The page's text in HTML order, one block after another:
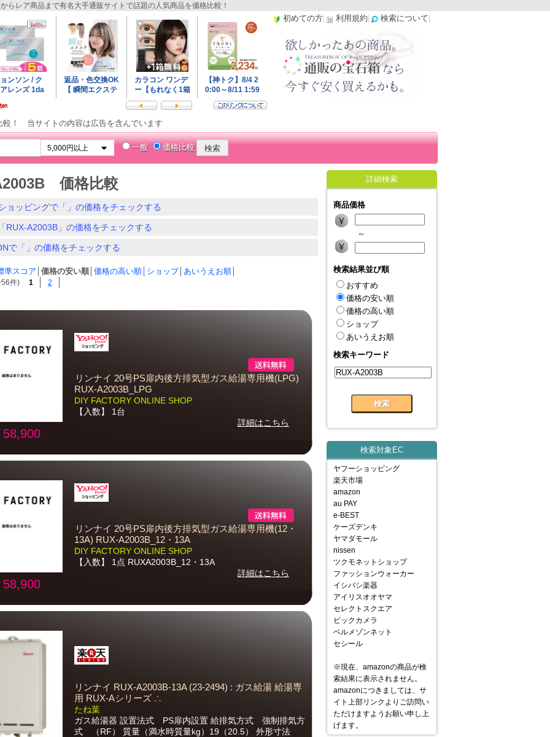
レア商品まで有名大手通販サイトで話題の人気商品を価格比較！
初めての方 利用規約 検索について
較！ 当サイトの内容は広告を含んでいます
一般 価格比較
価格比較
ョッピングで「」の価格をチェックする
RUX-A2003B」の価格をチェックする
で「」の価格をチェックする
準スコア 価格の安い順 価格の高い順 ショップ│ あいうえお順
件) 1 2
58,900
リンナイ 20号PS扉内後方排気型ガス給湯専用機(LPG)
RUX-A2003B_LPG
DIY FACTORY ONLINE SHOP
【入数】 1台
詳細はこちら
58,900
リンナイ 20号PS扉内後方排気型ガス給湯専用機(12・
13A) RUX-A2003B_12・13A
DIY FACTORY ONLINE SHOP
【入数】 1点 RUXA2003B_12・13A
詳細はこちら
リンナイ RUX-A2003B-13A (23-2494) : ガス給湯 給湯専
用 RUX-Aシリーズ ∴
たね葉
ガス給湯器 設置法式 PS扉内設置 給排気方式 強制排気方
式 （RF） 質量（満水時質量kg）19（20.5） 外形寸法
詳細検索
商品価格
～
検索結果並び順
おすすめ
価格の安い順
価格の高い順
ショップ
あいうえお順
検索キーワード
検索対象EC
ヤフーショッピング
楽天市場
amazon
au PAY
e-BEST
ケーズデンキ
ヤマダモール
nissen
ツクモネットショップ
ファッションウォーカー
イシバシ楽器
アイリスオオヤマ
セレクトスクエア
ビックカメラ
ベルメゾンネット
セシール
※現在、amazonの商品が検
索結果に表示されません。
amazonにつきましては、サ
イト上部リンクよりご訪問い
ただけますようお願い申し上
げます。